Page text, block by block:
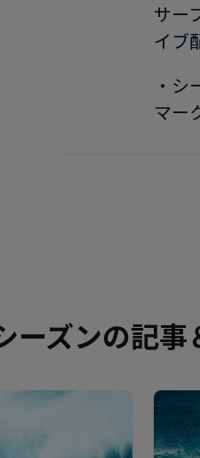
サー
イブ
・
マー
ーズンの記事